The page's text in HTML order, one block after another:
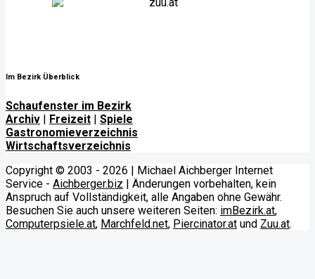
Im Bezirk Überblick
Schaufenster im Bezirk
Archiv | Freizeit | Spiele
Gastronomieverzeichnis
Wirtschaftsverzeichnis
Copyright © 2003 - 2026 | Michael Aichberger Internet
Service - Aichberger.biz | Änderungen vorbehalten, kein
Anspruch auf Vollständigkeit, alle Angaben ohne Gewähr.
Besuchen Sie auch unsere weiteren Seiten: imBezirk.at,
Computerpsiele.at, Marchfeld.net, Piercinator.at und Zuu.at.